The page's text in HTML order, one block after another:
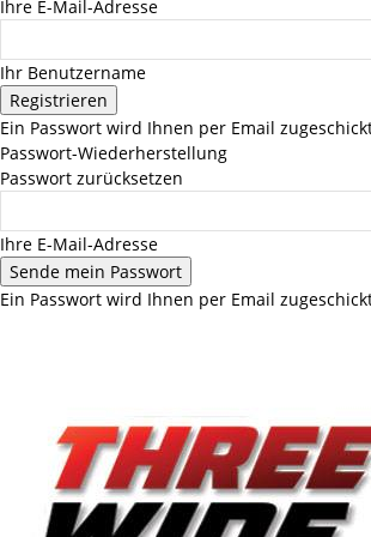
Ihre E-Mail-Adresse
Ihr Benutzername
Ein Passwort wird Ihnen per Email
Passwort-Wiederherstellung
Passwort zurücksetzen
Ihre E-Mail-Adresse
Ein Passwort wird Ihnen per Email